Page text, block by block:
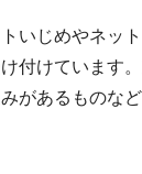
いじめやネッ
付けています
があるものな